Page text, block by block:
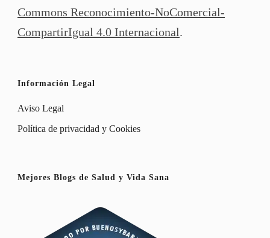
Commons Reconocimiento-NoComercial-
CompartirIgual 4.0 Internacional.
Información Legal
Aviso Legal
Política de privacidad y Cookies
Mejores Blogs de Salud y Vida Sana